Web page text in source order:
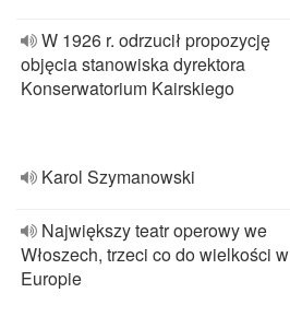
W 1926 r. odrzucił propozycję
objęcia stanowiska dyrektora
Konserwatorium Kairskiego
Karol Szymanowski
Największy teatr operowy we
Włoszech, trzeci co do wielkości w
Europie